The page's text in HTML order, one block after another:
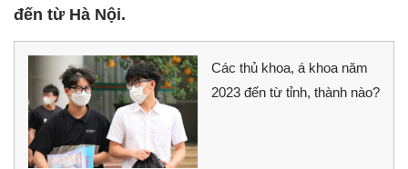
đến từ Hà Nội.
Các thủ khoa, á khoa năm
2023 đến từ tỉnh, thành nào?